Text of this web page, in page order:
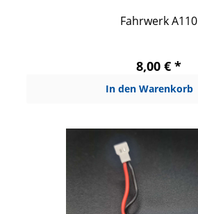
Fahrwerk A110
8,00 € *
In den Warenkorb